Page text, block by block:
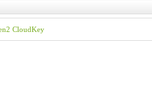
CloudKey